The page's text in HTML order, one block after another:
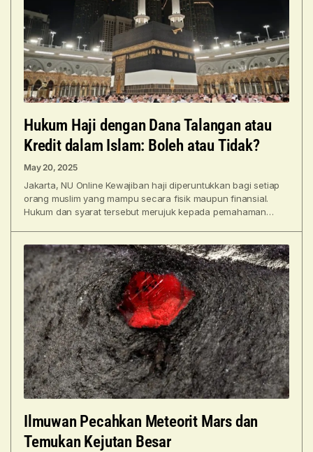
Hukum Haji dengan Dana Talangan atau
Kredit dalam Islam: Boleh atau Tidak?
May 20, 2025
Jakarta, NU Online Kewajiban haji diperuntukkan bagi setiap
orang muslim yang mampu secara fisik maupun finansial.
Hukum dan syarat tersebut merujuk kepada pemahaman
Ilmuwan Pecahkan Meteorit Mars dan
Temukan Kejutan Besar